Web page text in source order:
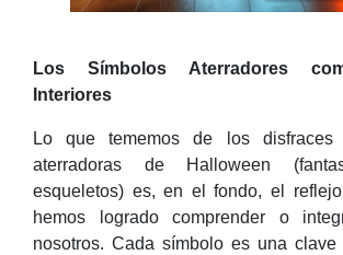
Los Símbolos Aterradores
Interiores
Lo que tememos de los
aterradoras de Halloween
esqueletos) es, en el fondo, el
hemos logrado comprender o
nosotros. Cada símbolo es una clave